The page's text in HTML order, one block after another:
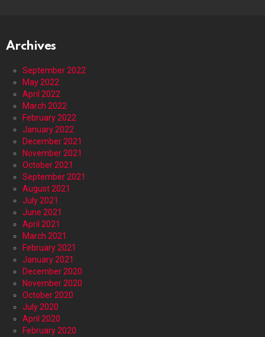
Archives
September 2022
May 2022
April 2022
March 2022
February 2022
January 2022
December 2021
November 2021
October 2021
September 2021
August 2021
July 2021
June 2021
April 2021
March 2021
February 2021
January 2021
December 2020
November 2020
October 2020
July 2020
April 2020
February 2020